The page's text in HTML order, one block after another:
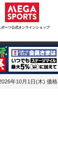
ポーツ公式オンラインショップ
ア
年10月1日(木) 価